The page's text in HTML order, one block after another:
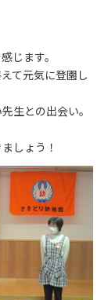
じます。
て元気に登園し
生との出会い。
しょう！